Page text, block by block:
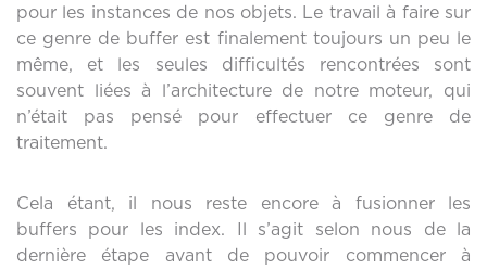
pour les instances de nos objets. Le travail à faire sur
ce genre de buffer est finalement toujours un peu le
même, et les seules difficultés rencontrées sont
souvent liées à l’architecture de notre moteur, qui
n’était pas pensé pour effectuer ce genre de
traitement.
Cela étant, il nous reste encore à fusionner les
buffers pour les index. Il s’agit selon nous de la
dernière étape avant de pouvoir commencer à